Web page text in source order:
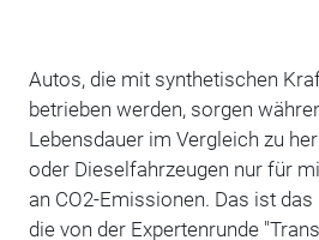
Autos, die mit synthetischen
betrieben werden, sorgen
Lebensdauer im Vergleich zu
oder Dieselfahrzeugen nur für
an CO2-Emissionen. Das ist
die von der Expertenrunde